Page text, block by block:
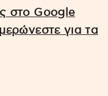
στο Google
για τα